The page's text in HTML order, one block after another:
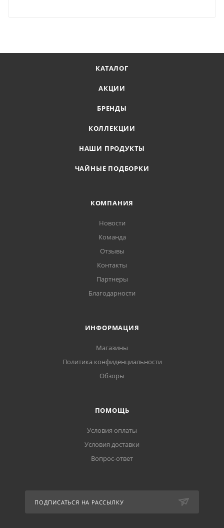
КАТАЛОГ
АКЦИИ
БРЕНДЫ
КОЛЛЕКЦИИ
НАШИ ПРОДУКТЫ
ЧАЙНЫЕ ПОДБОРКИ
КОМПАНИЯ
Новости
Команда
Отзывы
Контакты
Партнеры
Благодарности
ИНФОРМАЦИЯ
Магазины
Политика конфиденциальности
Обзоры
ПОМОЩЬ
Условия оплаты
Условия доставки
Вопрос-ответ
ПОДПИСАТЬСЯ НА РАССЫЛКУ